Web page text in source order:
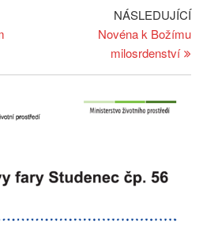
NÁSLEDUJÍCÍ
Novéna k Božímu
milosrdenství